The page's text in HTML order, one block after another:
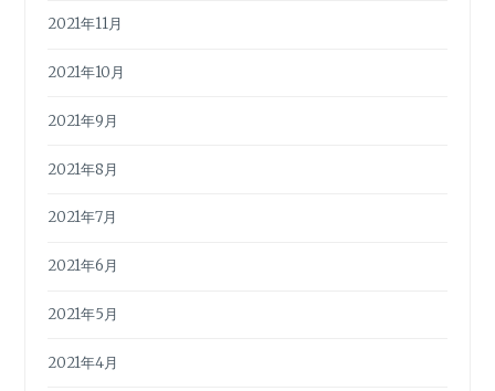
2021年11月
2021年10月
2021年9月
2021年8月
2021年7月
2021年6月
2021年5月
2021年4月